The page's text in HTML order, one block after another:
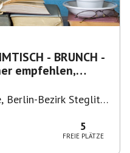
empfehlen,
Berlin-Bezirk Steglitz-
5
FREIE PLÄTZE